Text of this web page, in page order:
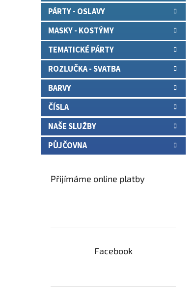
PÁRTY - OSLAVY
MASKY - KOSTÝMY
TEMATICKÉ PÁRTY
ROZLUČKA - SVATBA
BARVY
ČÍSLA
NAŠE SLUŽBY
PŮJČOVNA
Přijímáme online platby
Facebook